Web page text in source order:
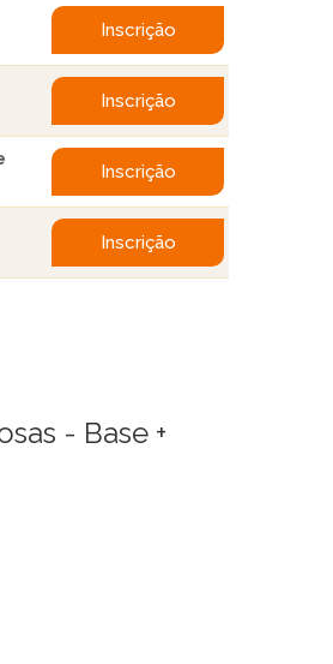
Inscrição
Inscrição
Inscrição
Inscrição
- Base +